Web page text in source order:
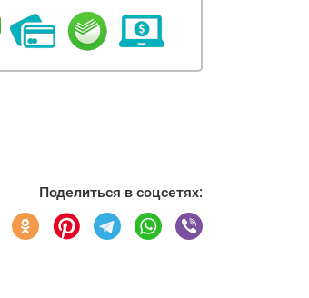
Поделиться в соцсетях: